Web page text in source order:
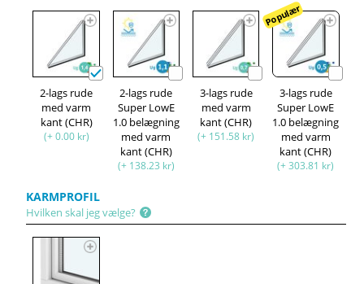
2-lags rude
med varm
kant (CHR)
(+ 0.00 kr)
2-lags rude
Super LowE
1.0 belægning
med varm
kant (CHR)
(+ 138.23 kr)
3-lags rude
med varm
kant (CHR)
(+ 151.58 kr)
Populær
3-lags rude
Super LowE
1.0 belægning
med varm
kant (CHR)
(+ 303.81 kr)
KARMPROFIL
Hvilken skal jeg vælge?